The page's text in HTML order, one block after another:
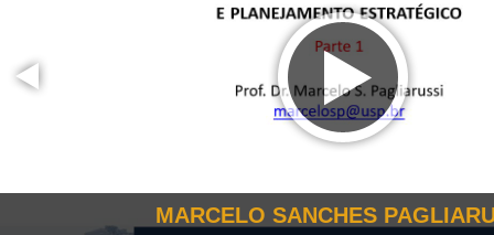
MARCELO SANCHES